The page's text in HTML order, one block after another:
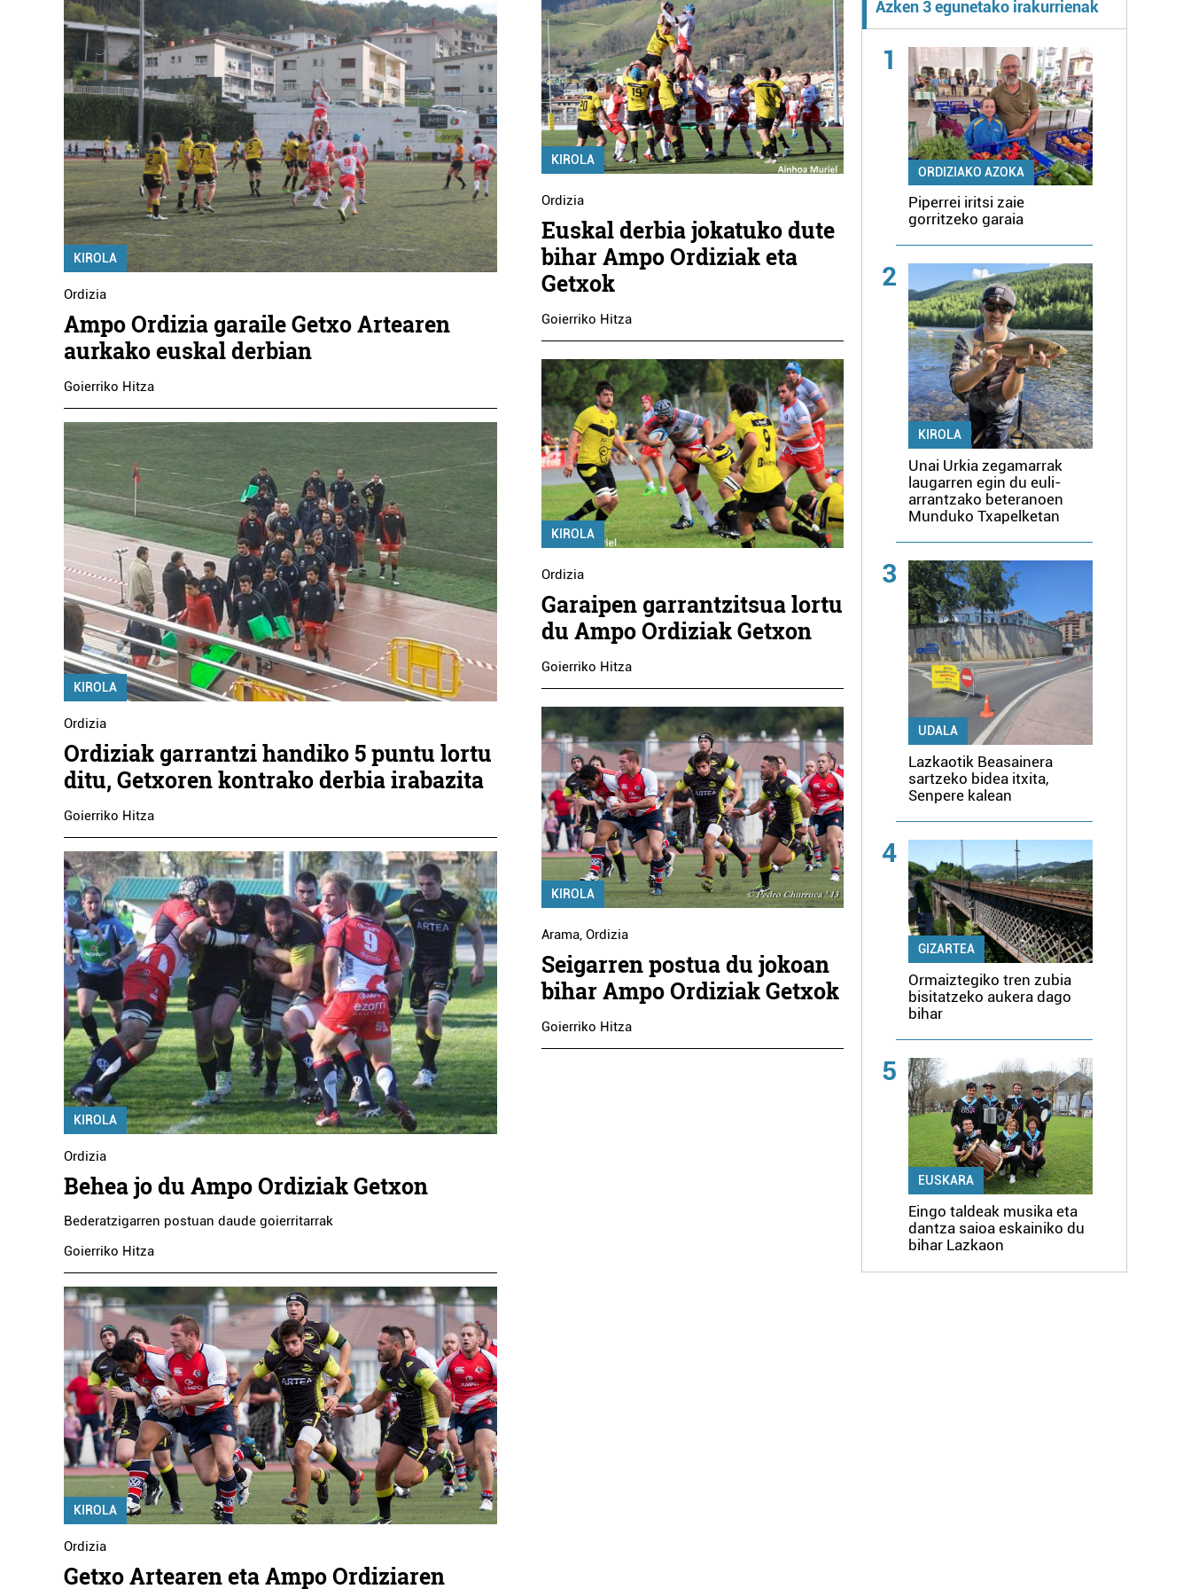
KIROLA
Ordizia
Ampo Ordizia garaile Getxo Artearen
aurkako euskal derbian
Goierriko Hitza
KIROLA
Ordizia
Ordiziak garrantzi handiko 5 puntu lortu
ditu, Getxoren kontrako derbia irabazita
Goierriko Hitza
KIROLA
Ordizia
Behea jo du Ampo Ordiziak Getxon
Bederatzigarren postuan daude goierritarrak
Goierriko Hitza
KIROLA
Ordizia
Getxo Artearen eta Ampo Ordiziaren
KIROLA
Ordizia
Euskal derbia jokatuko dute
bihar Ampo Ordiziak eta
Getxok
Goierriko Hitza
KIROLA
Ordizia
Garaipen garrantzitsua lortu
du Ampo Ordiziak Getxon
Goierriko Hitza
KIROLA
Arama,Ordizia
Seigarren postua du jokoan
bihar Ampo Ordiziak Getxok
Goierriko Hitza
Azken 3 egunetako irakurrienak
1
ORDIZIAKO AZOKA
Piperrei iritsi zaie
gorritzeko garaia
2
KIROLA
Unai Urkia zegamarrak
laugarren egin du euli-
arrantzako beteranoen
Munduko Txapelketan
3
UDALA
Lazkaotik Beasainera
sartzeko bidea itxita,
Senpere kalean
4
GIZARTEA
Ormaiztegiko tren zubia
bisitatzeko aukera dago
bihar
5
EUSKARA
Eingo taldeak musika eta
dantza saioa eskainiko du
bihar Lazkaon